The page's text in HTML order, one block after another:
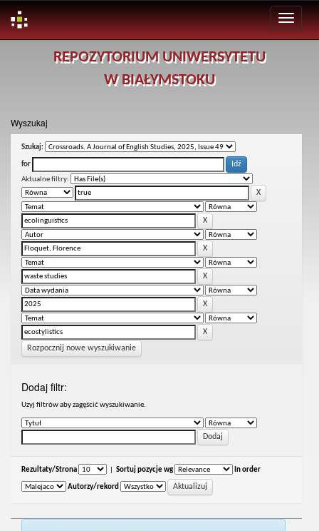
REPOZYTORIUM UNIWERSYTETU
W BIAŁYMSTOKU
Wyszukaj
Szukaj:
for
Aktualne filtry:
Rozpocznij nowe wyszukiwanie
Dodaj filtr:
Uzyj filtrów aby zagęścić wyszukiwanie.
Rezultaty/Strona Sortuj pozycje wg In order
Autorzy/rekord